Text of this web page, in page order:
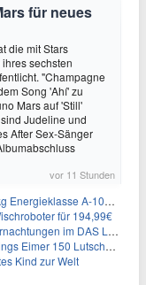
für neues
die mit Stars
sechsten
"Champagne
Song 'Ahí' zu
Mars auf 'Still'
Judeline und
After Sex-Sänger
vor 11 Stunden
A-10% 1400 U/Min für 289,97€
für 194,99€
Resort inkl. HP + Wellness ab 174€ p.P.
150 Lutscher für 21,95€
Kind zur Welt